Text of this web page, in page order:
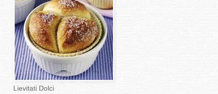
Lievitati Dolci